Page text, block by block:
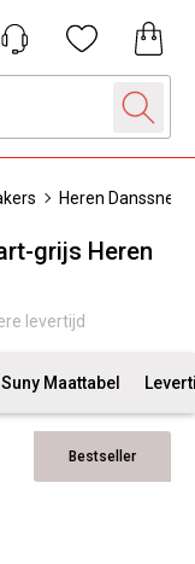
Heren
grijs Heren
levertijd
Suny Maattabel
Bestseller